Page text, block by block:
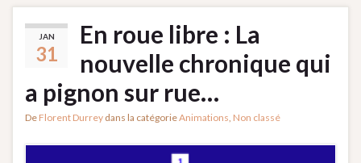
JAN
31
En roue libre : La
nouvelle chronique qui
a pignon sur rue…
De Florent Durrey dans la catégorieAnimations Non classé